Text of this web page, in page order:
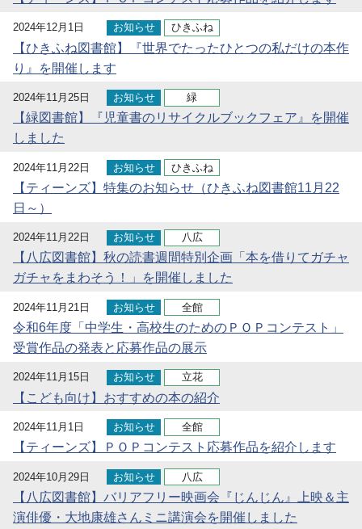
2024年12月1日 お知らせ ひきふね
【ひきふね図書館】『世界でたったひとつの私だけの本作
り』を開催します
2024年11月25日 お知らせ 緑
【緑図書館】『児童書のリサイクルブックフェア』を開催
しました
2024年11月22日 お知らせ ひきふね
【ティーンズ】特集のお知らせ（ひきふね図書館11月22
日～）
2024年11月22日 お知らせ 八広
【八広図書館】秋の読書週間特別企画「本を借りてガチャ
ガチャをまわそう！」を開催しました
2024年11月21日 お知らせ 全館
令和6年度「中学生・高校生のためのＰＯＰコンテスト」
受賞作品の発表と応募作品の展示
2024年11月15日 お知らせ 立花
【こども向け】おすすめの本の紹介
2024年11月1日 お知らせ 全館
【ティーンズ】ＰＯＰコンテスト応募作品を紹介します
2024年10月29日 お知らせ 八広
【八広図書館】バリアフリー映画会『じんじん』上映＆主
演俳優・大地康雄さんミニ講演会を開催しました